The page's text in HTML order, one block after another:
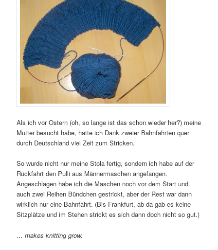
Als ich vor Ostern (oh, so lange ist das schon wieder her?) meine
Mutter besucht habe, hatte ich Dank zweier Bahnfahrten quer
durch Deutschland viel Zeit zum Stricken.
So wurde nicht nur meine Stola fertig, sondern ich habe auf der
Rückfahrt den Pulli aus Männermaschen angefangen.
Angeschlagen habe ich die Maschen noch vor dem Start und
auch zwei Reihen Bündchen gestrickt, aber der Rest war dann
wirklich nur eine Bahnfahrt. (Bis Frankfurt, ab da gab es keine
Sitzplätze und im Stehen strickt es sich dann doch nicht so gut.)
… makes knitting grow.